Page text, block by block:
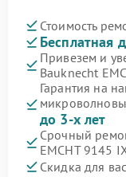
Стоимость
Бесплатная
Привезем и
Bauknecht
Гарантия на
до 3-х лет
Срочный
EMCHT 9145
Скидка для